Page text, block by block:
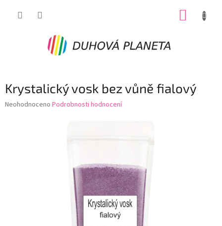
Krystalický vosk bez vůně fialový
Průměrné
Neohodnoceno Podrobnosti hodnocení